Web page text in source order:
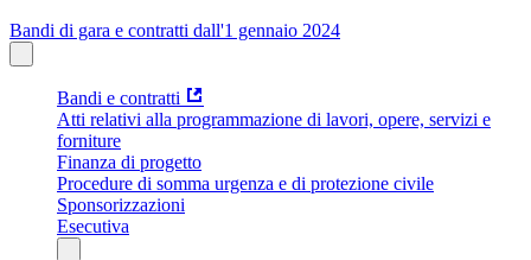
Bandi di gara e contratti dall'1 gennaio 2024
Bandi e contratti
Atti relativi alla programmazione di lavori, opere, servizi e
forniture
Finanza di progetto
Procedure di somma urgenza e di protezione civile
Sponsorizzazioni
Esecutiva